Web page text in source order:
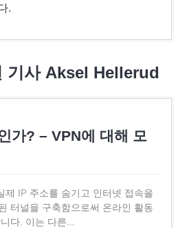
.
기사 Aksel Hellerud
가? – VPN에 대해 모
제 IP 주소를 숨기고 인터넷 접속을
터널을 구축함으로써 온라인 활동
다. 이는 다른…